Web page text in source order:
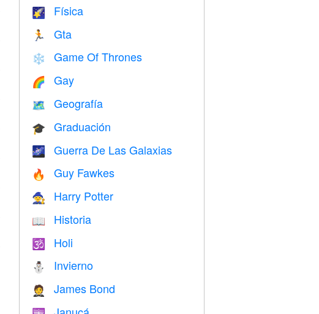
🌠 Física
🏃 Gta
❄️ Game Of Thrones
🌈 Gay
🗺 Geografía
🎓 Graduación
🌌 Guerra De Las Galaxias
🔥 Guy Fawkes
🧙 Harry Potter
📖 Historia
🕉 Holi
⛄ Invierno
🤵 James Bond